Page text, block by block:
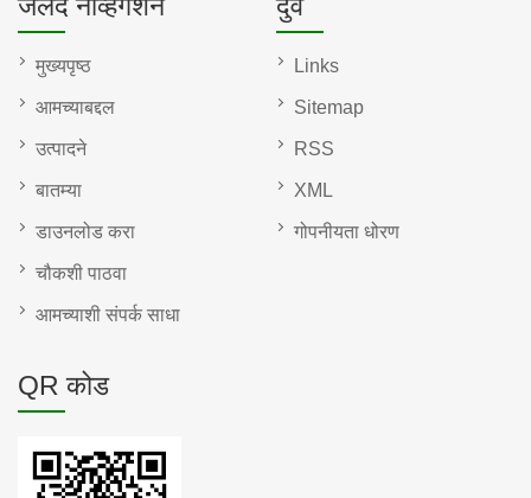
जलद नेव्हिगेशन
मुख्यपृष्ठ
आमच्याबद्दल
उत्पादने
बातम्या
डाउनलोड करा
चौकशी पाठवा
आमच्याशी संपर्क साधा
दुवे
Links
Sitemap
RSS
XML
गोपनीयता धोरण
QR कोड